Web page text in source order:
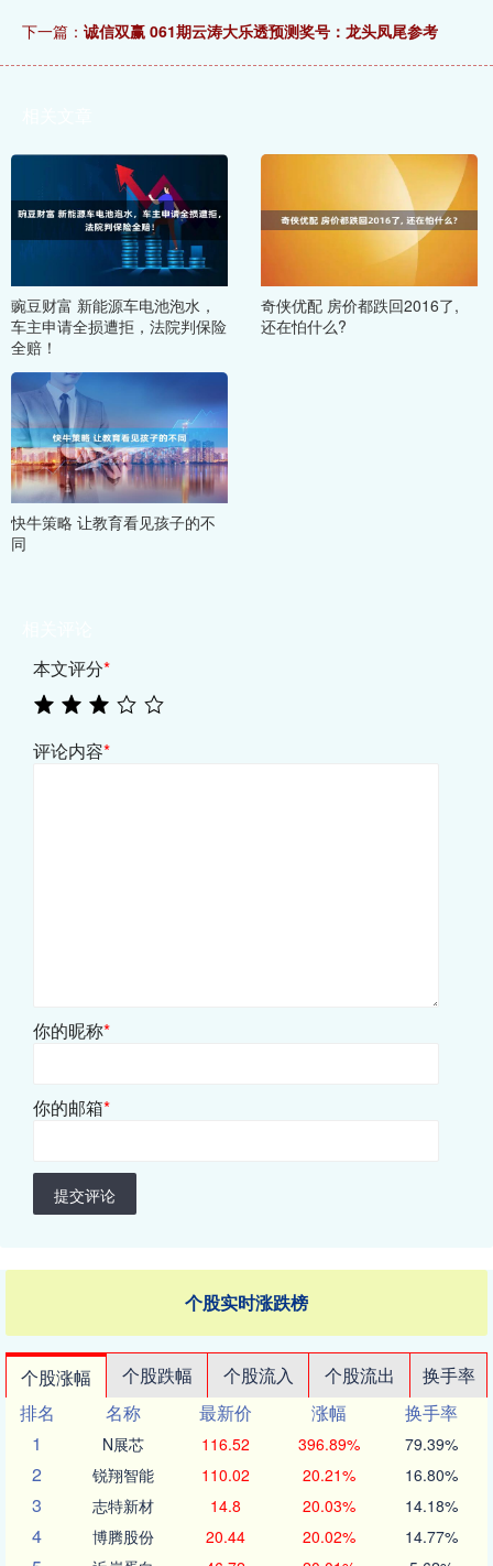
下一篇： 诚信双赢 061期云涛大乐透预测奖号：龙头凤尾参考
豌豆财富 新能源车电池泡水，
车主申请全损遭拒，法院判保险
全赔！
奇侠优配 房价都跌回2016了,
还在怕什么?
快牛策略 让教育看见孩子的不
同
本文评分*
评论内容*
你的昵称*
你的邮箱*
提交评论
个股实时涨跌榜
个股涨幅 个股跌幅 个股流入 个股流出
换手率
排名
名称 最新价 涨幅
换手率
1
N展芯 116.52 396.89% 79.39%
2 锐翔智能 110.02 20.21% 16.80%
3 志特新材 14.8 20.03% 14.18%
4 博腾股份 20.44 20.02% 14.77%